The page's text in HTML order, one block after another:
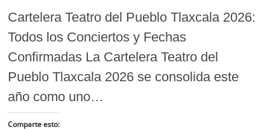
Cartelera Teatro del Pueblo Tlaxcala 2026:
Todos los Conciertos y Fechas
Confirmadas La Cartelera Teatro del
Pueblo Tlaxcala 2026 se consolida este
año como uno…
Comparte esto: